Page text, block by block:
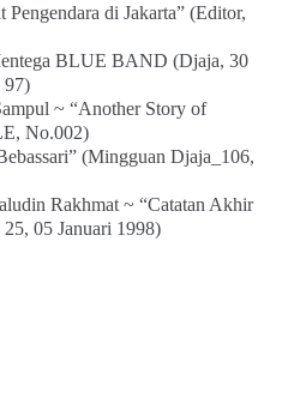
Pengendara di Jakarta” (Editor,
BLUE BAND (Djaja, 30
97)
~ “Another Story of
No.002)
(Mingguan Djaja_106,
Rakhmat ~ “Catatan Akhir
05 Januari 1998)